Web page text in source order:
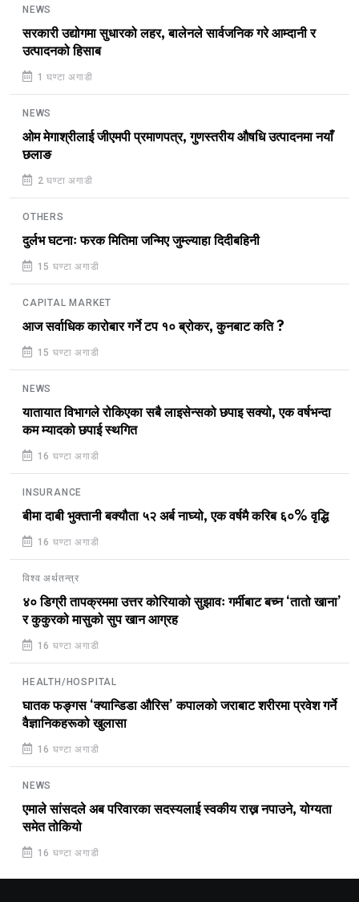
NEWS
सरकारी उद्योगमा सुधारको लहर, बालेनले सार्वजनिक गरे आम्दानी र
उत्पादनको हिसाब
1 घण्टा अगाडी
NEWS
ओम मेगाश्रीलाई जीएमपी प्रमाणपत्र, गुणस्तरीय औषधि उत्पादनमा नयाँ
छलाङ
2 घण्टा अगाडी
OTHERS
दुर्लभ घटनाः फरक मितिमा जन्मिए जुम्ल्याहा दिदीबहिनी
15 घण्टा अगाडी
CAPITAL MARKET
आज सर्वाधिक कारोबार गर्ने टप १० ब्रोकर, कुनबाट कति ?
15 घण्टा अगाडी
NEWS
यातायात विभागले रोकिएका सबै लाइसेन्सको छपाइ सक्यो, एक वर्षभन्दा
कम म्यादको छपाई स्थगित
16 घण्टा अगाडी
INSURANCE
बीमा दाबी भुक्तानी बक्यौता ५२ अर्ब नाघ्यो, एक वर्षमै करिब ६०% वृद्धि
16 घण्टा अगाडी
विश्व अर्थतन्त्र
४० डिग्री तापक्रममा उत्तर कोरियाको सुझावः गर्मीबाट बच्न ‘तातो खाना’
र कुकुरको मासुको सुप खान आग्रह
16 घण्टा अगाडी
HEALTH/HOSPITAL
घातक फङ्गस ‘क्यान्डिडा औरिस’ कपालको जराबाट शरीरमा प्रवेश गर्ने
वैज्ञानिकहरूको खुलासा
16 घण्टा अगाडी
NEWS
एमाले सांसदले अब परिवारका सदस्यलाई स्वकीय राख्न नपाउने, योग्यता
समेत तोकियो
16 घण्टा अगाडी